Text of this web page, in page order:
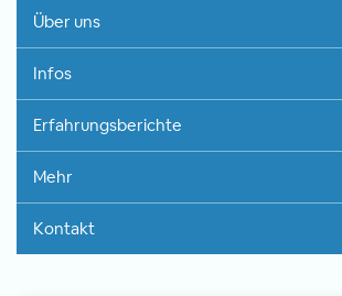
Freiwilligenarbeit im
Über uns
Infos
Erfahrungsberichte
Mehr
Kontakt